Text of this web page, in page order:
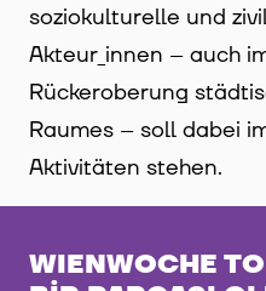
soziokulturelle und
Akteur_innen – auch
Rückeroberung
Raumes – soll dabei
Aktivitäten stehen.
WIENWOCHE